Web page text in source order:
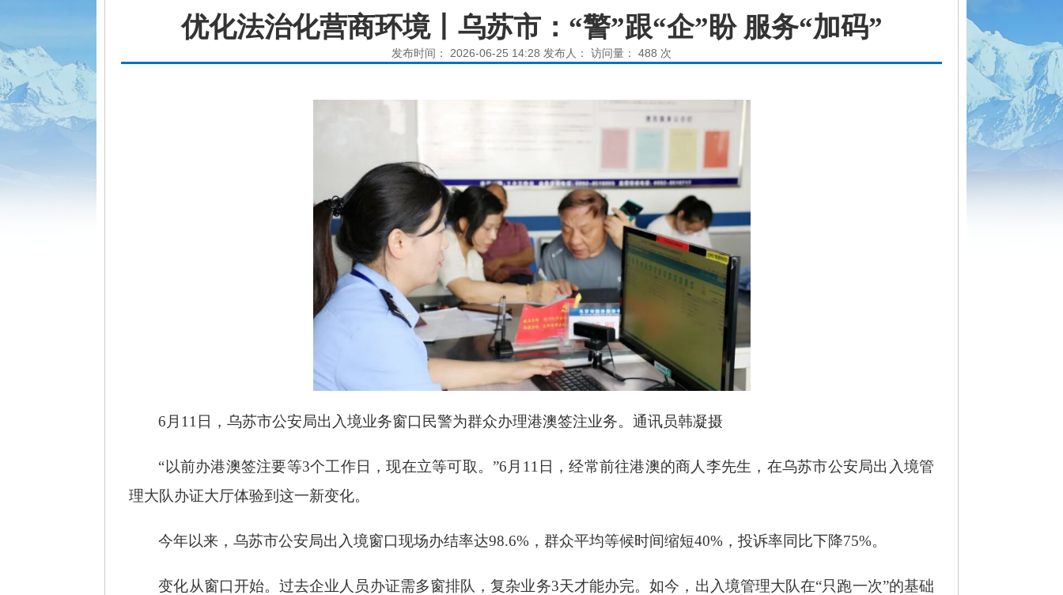
优化法治化营商环境丨乌苏市：“警”跟“企”盼 服务“加码”
发布时间： 2026-06-25 14:28 发布人： 访问量： 488 次
6月11日，乌苏市公安局出入境业务窗口民警为群众办理港澳签注业务。通讯员韩凝摄
“以前办港澳签注要等3个工作日，现在立等可取。”6月11日，经常前往港澳的商人李先生，在乌苏市公安局出入境管
理大队办证大厅体验到这一新变化。
今年以来，乌苏市公安局出入境窗口现场办结率达98.6%，群众平均等候时间缩短40%，投诉率同比下降75%。
变化从窗口开始。过去企业人员办证需多窗排队，复杂业务3天才能办完。如今，出入境管理大队在“只跑一次”的基础